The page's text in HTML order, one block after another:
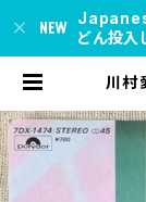
どん投入
川村